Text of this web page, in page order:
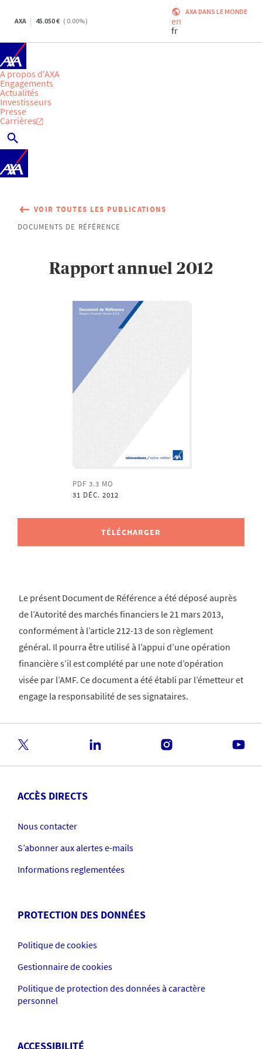
AXA 45.050 ( 0.00%)
AXA DANS LE MONDE
en
fr
A propos d'AXA
Engagements
Actualités
Investisseurs
Presse
Carrières
VOIR TOUTES LES PUBLICATIONS
DOCUMENTS DE RÉFÉRENCE
Rapport annuel 2012
TÉLÉCHARGER
PDF 3.3 MO
31 DÉC. 2012
Le présent Document de Référence a été déposé auprès
de l’Autorité des marchés financiers le 21 mars 2013,
conformément à l’article 212-13 de son règlement
général. Il pourra être utilisé à l’appui d’une opération
financière s’il est complété par une note d’opération
visée par l’AMF. Ce document a été établi par l’émetteur et
engage la responsabilité de ses signataires.
ACCÈS DIRECTS
Nous contacter
S’abonner aux alertes e-mails
Informations reglementées
PROTECTION DES DONNÉES
Politique de cookies
Gestionnaire de cookies
Politique de protection des données à caractère
personnel
ACCESSIBILITÉ